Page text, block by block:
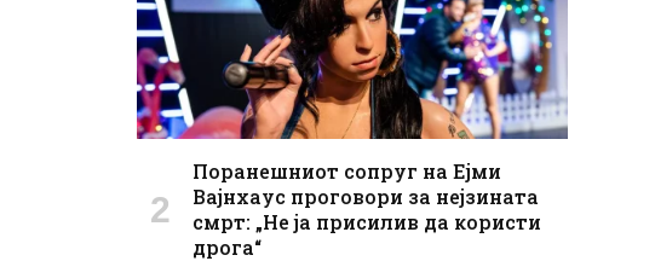
Поранешниот сопруг на Ејми
Вајнхаус проговори за нејзината
смрт: „Не ја присилив да користи
дрога“